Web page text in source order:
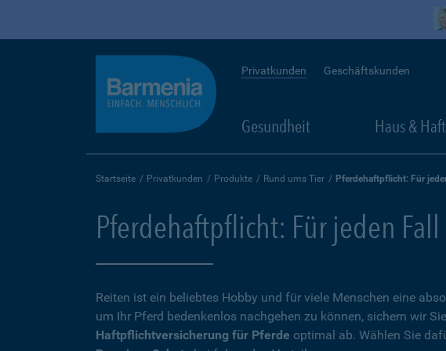
Privatkunden Geschäftskunden
Gesundheit Haus &
Startseite Privatkunden Produkte Rund ums Tier Pferdehaftpflicht: Für
Pferdehaftpflicht: Für jeden
Reiten ist ein beliebtes Hobby und für viele Menschen eine
um Ihr Pferd bedenkenlos nachgehen zu können, sichern wir
Haftpflichtversicherung für Pferde optimal ab. Wählen Sie